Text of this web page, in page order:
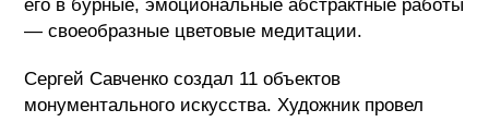
его в бурные, эмоциональные абстрактные работы
— своеобразные цветовые медитации.
Сергей Савченко создал 11 объектов
монументального искусства. Художник провел